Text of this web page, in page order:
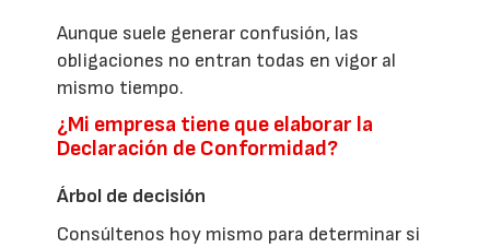
Aunque suele generar confusión, las
obligaciones no entran todas en vigor al
mismo tiempo.
¿Mi empresa tiene que elaborar la
Declaración de Conformidad?
Árbol de decisión
Consúltenos hoy mismo para determinar si